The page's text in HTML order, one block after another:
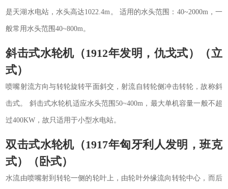
是天湖水电站，水头高达1022.4m。 适用的水头范围：40~2000m，一
般常用水头范围40~800m。
斜击式水轮机（1912年发明，仇戈式）（立
式）
喷嘴射流方向与转轮旋转平面斜交，射流自转轮侧冲击转轮，故称斜
击式。 斜击式水轮机适应水头范围50~400m，最大单机容量一般不超
过400KW，故只适用于小型水电站。
双击式水轮机（1917年匈牙利人发明，班克
式）（卧式）
水流由喷嘴射到转轮一侧的轮叶上，由轮叶外缘流向转轮中心，而后